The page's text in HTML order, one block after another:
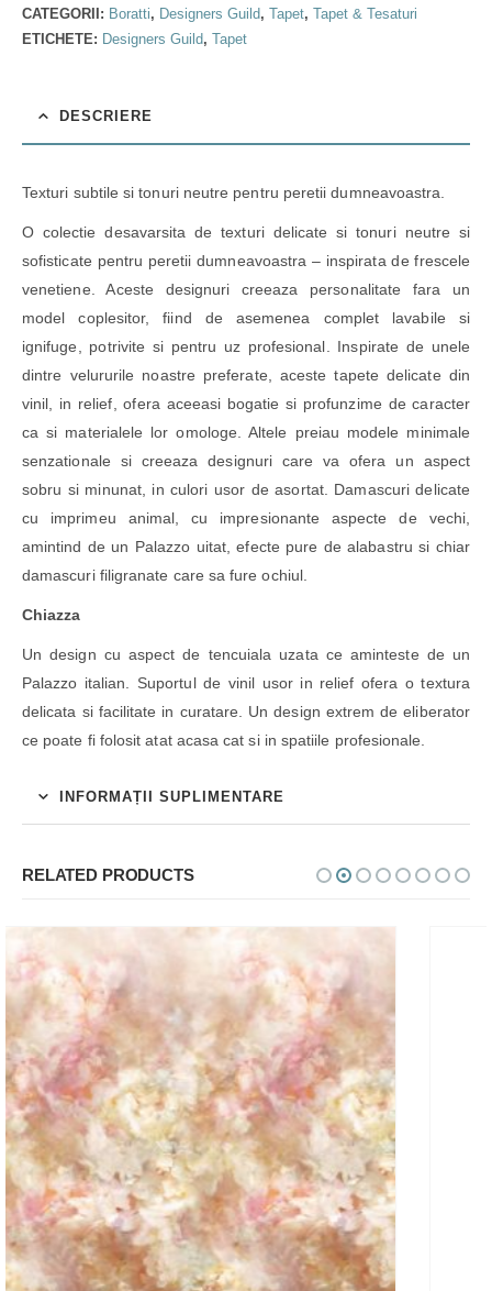
CATEGORII: Boratti, Designers Guild, Tapet, Tapet & Tesaturi
ETICHETE: Designers Guild, Tapet
DESCRIERE
Texturi subtile si tonuri neutre pentru peretii dumneavoastra.
O colectie desavarsita de texturi delicate si tonuri neutre si
sofisticate pentru peretii dumneavoastra – inspirata de frescele
venetiene. Aceste designuri creeaza personalitate fara un
model coplesitor, fiind de asemenea complet lavabile si
ignifuge, potrivite si pentru uz profesional. Inspirate de unele
dintre velururile noastre preferate, aceste tapete delicate din
vinil, in relief, ofera aceeasi bogatie si profunzime de caracter
ca si materialele lor omologe. Altele preiau modele minimale
senzationale si creeaza designuri care va ofera un aspect
sobru si minunat, in culori usor de asortat. Damascuri delicate
cu imprimeu animal, cu impresionante aspecte de vechi,
amintind de un Palazzo uitat, efecte pure de alabastru si chiar
damascuri filigranate care sa fure ochiul.
Chiazza
Un design cu aspect de tencuiala uzata ce aminteste de un
Palazzo italian. Suportul de vinil usor in relief ofera o textura
delicata si facilitate in curatare. Un design extrem de eliberator
ce poate fi folosit atat acasa cat si in spatiile profesionale.
INFORMAȚII SUPLIMENTARE
RELATED PRODUCTS